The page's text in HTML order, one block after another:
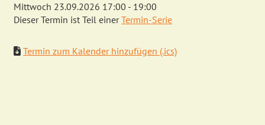
Mittwoch 23.09.2026 17:00 - 19:00
Dieser Termin ist Teil einerTermin-Serie
Termin zum Kalender hinzufügen (.ics)